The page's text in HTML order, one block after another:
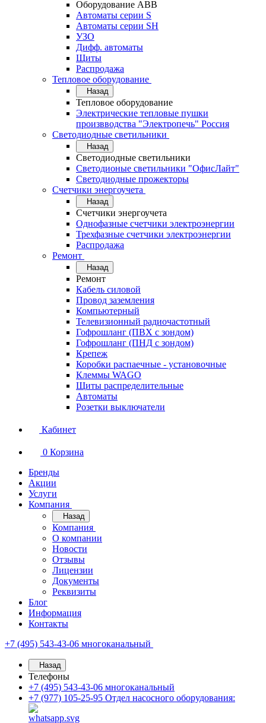
Оборудование АВВ
Автоматы серии S
Автоматы серии SH
УЗО
Дифф. автоматы
Щиты
Распродажа
Тепловое оборудование
Назад
Тепловое оборудование
Электрические тепловые пушки
произвводства "Электропечь" Россия
Светодиодные светильники
Назад
Светодиодные светильники
Светодионые светильники "ОфисЛайт"
Светодиодные прожекторы
Счетчики энергоучета
Назад
Счетчики энергоучета
Однофазные счетчики электроэнергии
Трехфазные счетчики электроэнергии
Распродажа
Ремонт
Назад
Ремонт
Кабель силовой
Провод заземления
Компьютерный
Телевизионный радиочастотный
Гофрошланг (ПВХ с зондом)
Гофрошланг (ПНД с зондом)
Крепеж
Коробки распаечные - установочные
Клеммы WAGO
Щиты распределительные
Автоматы
Розетки выключатели
Кабинет
0 Корзина
Бренды
Акции
Услуги
Компания
Назад
Компания
О компании
Новости
Отзывы
Лицензии
Документы
Реквизиты
Блог
Информация
Контакты
+7 (495) 543-43-06 многоканальный
Назад
Телефоны
+7 (495) 543-43-06 многоканальный
+7 (977) 105-25-95 Отдел насосного оборудования: